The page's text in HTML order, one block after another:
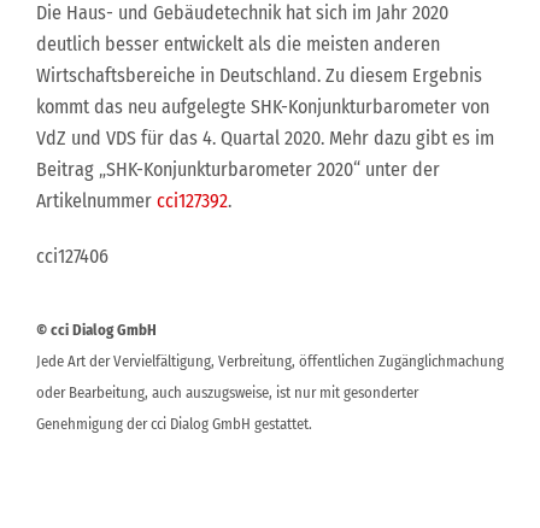
Die Haus- und Gebäudetechnik hat sich im Jahr 2020
deutlich besser entwickelt als die meisten anderen
Wirtschaftsbereiche in Deutschland. Zu diesem Ergebnis
kommt das neu aufgelegte SHK-Konjunkturbarometer von
VdZ und VDS für das 4. Quartal 2020. Mehr dazu gibt es im
Beitrag „SHK-Konjunkturbarometer 2020“ unter der
Artikelnummer cci127392.
cci127406
© cci Dialog GmbH
Jede Art der Vervielfältigung, Verbreitung, öffentlichen Zugänglichmachung
oder Bearbeitung, auch auszugsweise, ist nur mit gesonderter
Genehmigung der cci Dialog GmbH gestattet.